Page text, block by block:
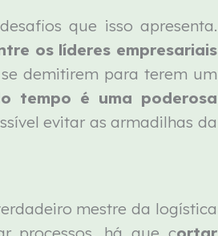
que isso apresenta.
os líderes empresariais
demitirem para terem um
tempo é uma poderosa
evitar as armadilhas da
mestre da logística